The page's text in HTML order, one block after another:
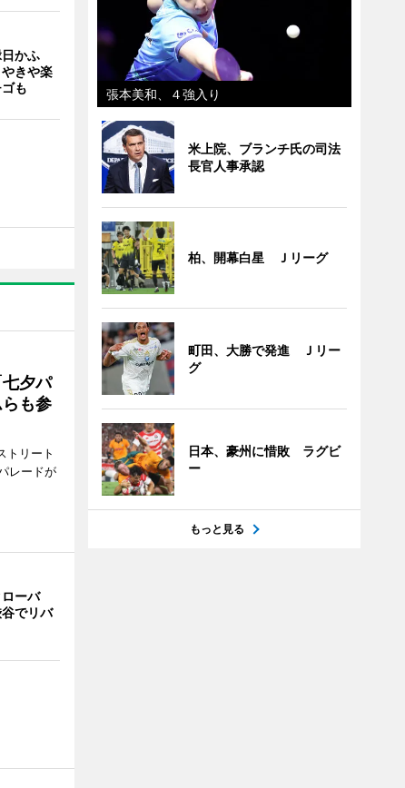
かふ
きや楽
も
夕パ
も参
トリート
レードが
ーバ
でリバ
張本美和、４強入り
米上院、ブランチ氏の司法
長官人事承認
柏、開幕白星 Ｊリーグ
町田、大勝で発進 Ｊリー
グ
日本、豪州に惜敗 ラグビ
ー
もっと見る